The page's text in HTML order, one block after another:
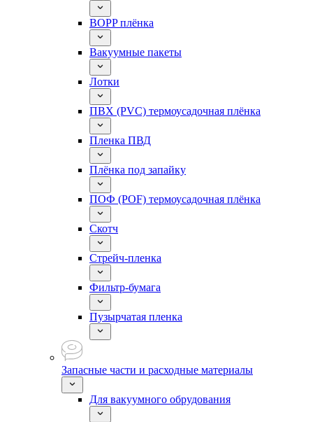
BOPP плёнка
Вакуумные пакеты
Лотки
ПВХ (PVC) термоусадочная плёнка
Пленка ПВД
Плёнка под запайку
ПОФ (POF) термоусадочная плёнка
Скотч
Стрейч-пленка
Фильтр-бумага
Пузырчатая пленка
Запасные части и расходные материалы
Для вакуумного обрудования